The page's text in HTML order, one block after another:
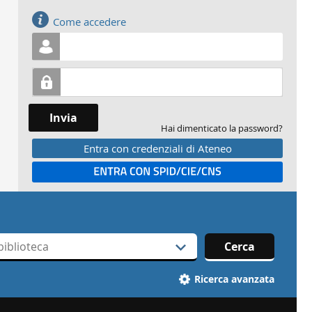
Come accedere
Invia
Hai dimenticato la password?
Entra con credenziali di Ateneo
Entra con SPID
Cerca
Ricerca avanzata